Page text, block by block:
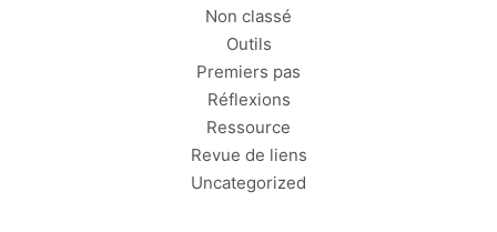
Non classé
Outils
Premiers pas
Réflexions
Ressource
Revue de liens
Uncategorized